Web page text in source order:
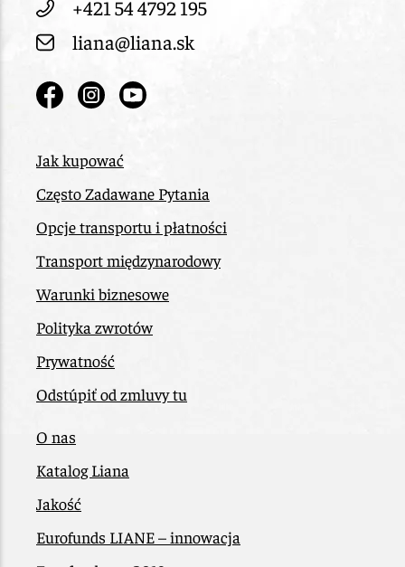
+421 54 4792 195
liana@liana.sk
Jak kupować
Często Zadawane Pytania
Opcje transportu i płatności
Transport międzynarodowy
Warunki biznesowe
Polityka zwrotów
Prywatność
Odstúpiť od zmluvy tu
O nas
Katalog Liana
Jakość
Eurofunds LIANE – innowacja